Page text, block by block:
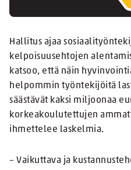
Hallitus ajaa
kelpoisuusehtojen
katsoo, että näin
helpommin työntekijöitä
säästävät kaksi miljoonaa
korkeakoulutettujen
ihmettelee laskelmia.
– Vaikuttava ja